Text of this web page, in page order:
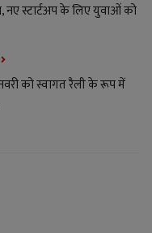
नए स्टार्टअप के लिए युवाओं को
को स्वागत रैली के रूप में